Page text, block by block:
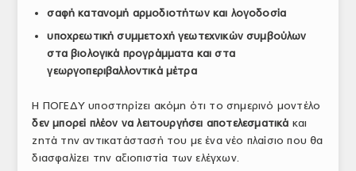
σαφή κατανομή αρμοδιοτήτων και λογοδοσία
υποχρεωτική συμμετοχή γεωτεχνικών συμβούλων
στα βιολογικά προγράμματα και στα
γεωργοπεριβαλλοντικά μέτρα
Η ΠΟΓΕΔΥ υποστηρίζει ακόμη ότι το σημερινό μοντέλο
δεν μπορεί πλέον να λειτουργήσει αποτελεσματικά και
ζητά την αντικατάστασή του με ένα νέο πλαίσιο που θα
διασφαλίζει την αξιοπιστία των ελέγχων.